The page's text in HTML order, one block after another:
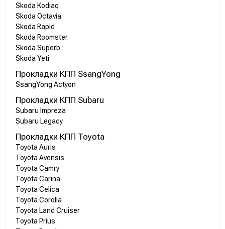
Skoda Kodiaq
Skoda Octavia
Skoda Rapid
Skoda Roomster
Skoda Superb
Skoda Yeti
Прокладки КПП SsangYong
SsangYong Actyon
Прокладки КПП Subaru
Subaru Impreza
Subaru Legacy
Прокладки КПП Toyota
Toyota Auris
Toyota Avensis
Toyota Camry
Toyota Carina
Toyota Celica
Toyota Corolla
Toyota Land Cruiser
Toyota Prius